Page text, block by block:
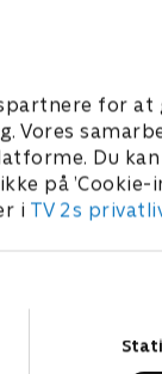
for at
Vores
Du
på ’Cookie-
i TV 2s